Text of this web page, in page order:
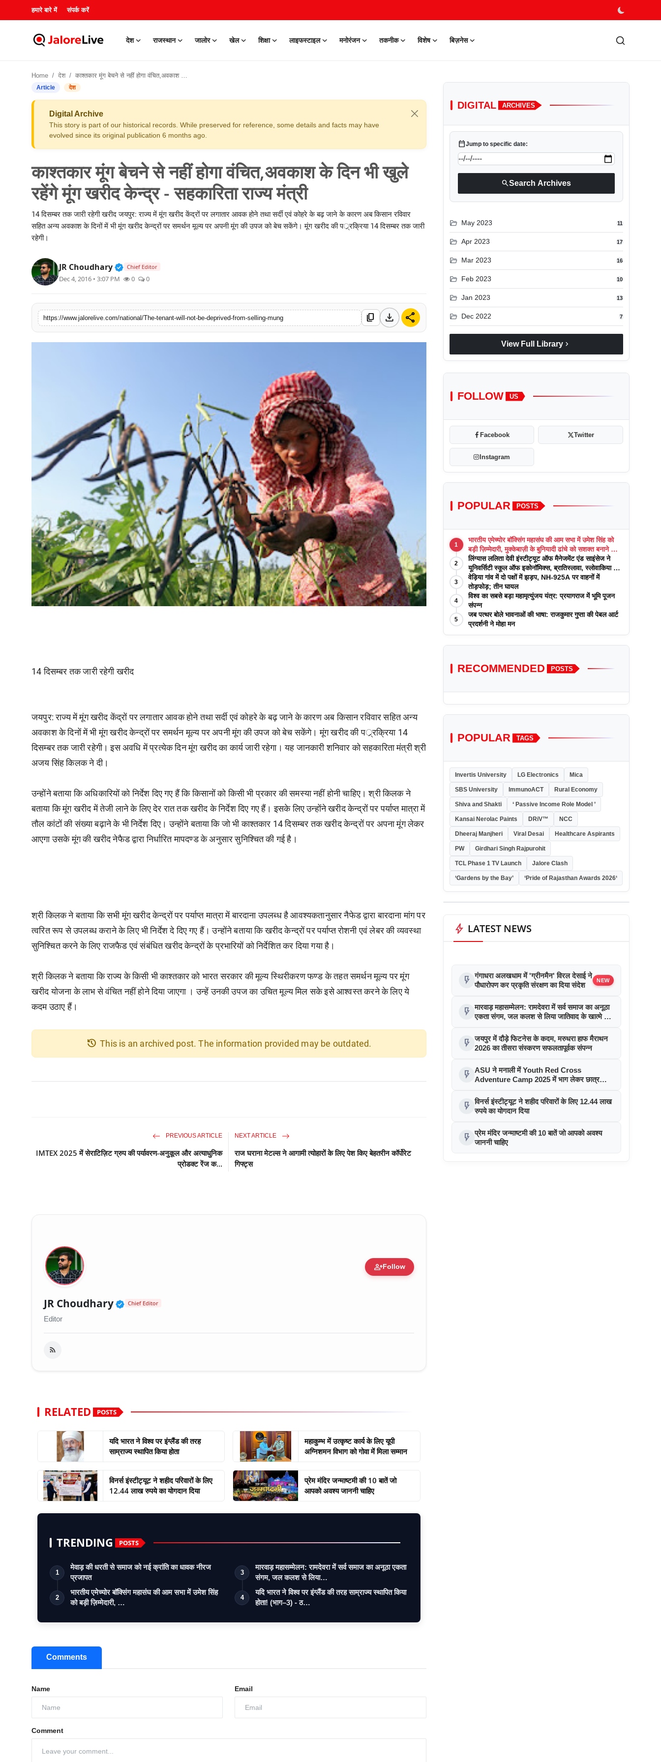
हमारे बारे में संपर्क करें
देश राजस्थान जालोर खेल शिक्षा लाइफस्टाइल मनोरंजन तकनीक विशेष बिज़नेस
लाइफस्टाइल
Home देश काश्तकार मूंग बेचने से नहीं होगा वंचित,अवकाश के दिन भी खुले रहेंगे मूंग खरीद केन्द्र - सहकारिता राज्य मंत्री
Article देश
Digital Archive
This story is part of our historical records. While preserved for reference, some details and facts may have
evolved since its original publication 6 months ago.
काश्तकार मूंग बेचने से नहीं होगा वंचित,अवकाश के दिन भी खुले
रहेंगे मूंग खरीद केन्द्र - सहकारिता राज्य मंत्री
14 दिसम्बर तक जारी रहेगी खरीद जयपुर: राज्य में मूंग खरीद केंद्रों पर लगातार आवक होने तथा सर्दी एवं कोहरे के बढ़ जाने के कारण अब किसान रविवार
सहित अन्य अवकाश के दिनों में भी मूंग खरीद केन्द्रों पर समर्थन मूल्य पर अपनी मूंग की उपज को बेच सकेंगे। मूंग खरीद की पर््रक्रिया 14 दिसम्बर तक जारी
रहेगी।
JR Choudhary Verified Public Figure • 30 Mar, 2026
Chief Editor
Dec 4, 2016 • 3:07 PM 0 0
https://www.jalorelive.com/national/The-tenant-will-not-be-deprived-from-selling-mung content_copy download share
14 दिसम्बर तक जारी रहेगी खरीद
जयपुर:राज्य में मूंग खरीद केंद्रों पर लगातार आवक होने तथा सर्दी एवं कोहरे के बढ़ जाने के कारण अब किसान रविवार सहित अन्य
अवकाश के दिनों में भी मूंग खरीद केन्द्रों पर समर्थन मूल्य पर अपनी मूंग की उपज को बेच सकेंगे। मूंग खरीद की पर््रक्रिया 14
दिसम्बर तक जारी रहेगी। इस अवधि में प्रत्येक दिन मूंग खरीद का कार्य जारी रहेगा। यह जानकारी शनिवार को सहकारिता मंत्री श्री
अजय सिंह किलक ने दी।
उन्होंने बताया कि अधिकारियों को निर्देश दिए गए हैं कि किसानों को किसी भी प्रकार की समस्या नहीं होनी चाहिए। श्री किलक ने
बताया कि मूंग खरीद में तेजी लाने के लिए देर रात तक खरीद के निर्देश दिए गए हैं। इसके लिए उन्होंने खरीद केन्द्रों पर पर्याप्त मात्रा में
तौल कांटों की संख्या बढ़ाने के भी निर्देश दिए। उन्होंने बताया कि जो भी काश्तकार 14 दिसम्बर तक खरीद केन्द्रों पर अपना मूंग लेकर
आएगा उसके मूंग की खरीद नेफैड द्वारा निर्धारित मापदण्ड के अनुसार सुनिश्चित की गई है।
श्री किलक ने बताया कि सभी मूंग खरीद केन्द्रों पर पर्याप्त मात्रा में बारदाना उपलब्ध है आवश्यकतानुसार नैफेड द्वारा बारदाना मांग पर
त्वरित रूप से उपलब्ध कराने के लिए भी निर्देश दे दिए गए हैं। उन्होंने बताया कि खरीद केन्द्रों पर पर्याप्त रोशनी एवं लेबर की व्यवस्था
सुनिश्चित करने के लिए राजफैड एवं संबंधित खरीद केन्द्रों के प्रभारियों को निर्देशित कर दिया गया है।
श्री किलक ने बताया कि राज्य के किसी भी काश्तकार को भारत सरकार की मूल्य स्थिरीकरण फण्ड के तहत समर्थन मूल्य पर मूंग
खरीद योजना के लाभ से वंचित नहीं होने दिया जाएगा । उन्हें उनकी उपज का उचित मूल्य मिल सके इसे आश्वस्त करने के लिए ये
कदम उठाए हैं।
history This is an archived post. The information provided may be outdated.
PREVIOUS ARTICLE
IMTEX 2025 में सेराटिज़िट ग्रुप की पर्यावरण-अनुकूल और अत्याधुनिक
प्रोडक्ट रेंज क...
NEXT ARTICLE
राज घराना मेटल्स ने आगामी त्योहारों के लिए पेश किए बेहतरीन कॉर्पोरेट
गिफ्ट्स
person_addFollow
JR Choudhary Verified Public Figure • 30 Mar, 2026
Chief Editor
Editor
RELATED POSTS
यदि भारत ने विश्व पर इंग्लैंड की तरह
साम्राज्य स्थापित किया होता
महाकुम्भ में उत्कृष्ट कार्य के लिए यूपी
अग्निशमन विभाग को गोवा में मिला सम्मान
विनर्स इंस्टीट्यूट ने शहीद परिवारों के लिए
12.44 लाख रुपये का योगदान दिया
प्रेम मंदिर जन्माष्टमी की 10 बातें जो
आपको अवश्य जाननी चाहिए
TRENDING POSTS
1
मेवाड़ की धरती से समाज को नई क्रांति का धावक नीरज
प्रजापत
2
भारतीय एमेच्योर बॉक्सिंग महासंघ की आम सभा में उमेश सिंह
को बड़ी ज़िम्मेदारी, …
3
मारवाड़ महासम्मेलन: रामदेवरा में सर्व समाज का अनूठा एकता
संगम, जल कलश से लिया…
4
यदि भारत ने विश्व पर इंग्लैंड की तरह साम्राज्य स्थापित किया
होता! (भाग–3) - ठ…
Comments
Name Email
Comment
DIGITAL ARCHIVES
calendar_todayJump to specific date:
searchSearch Archives
folder_open May 2023 11
folder_open Apr 2023 17
folder_open Mar 2023 16
folder_open Feb 2023 10
folder_open Jan 2023 13
folder_open Dec 2022 7
View Full Library chevron_right
FOLLOW US
Facebook Twitter
Instagram
POPULAR POSTS
1
भारतीय एमेच्योर बॉक्सिंग महासंघ की आम सभा में उमेश सिंह को
बड़ी ज़िम्मेदारी, मुक्केबाज़ी के बुनियादी ढांचे को सशक्त बनाने का
वादा
2
लिंग्यास ललिता देवी इंस्टीट्यूट ऑफ मैनेजमेंट एंड साइंसेज ने
यूनिवर्सिटी स्कूल ऑफ इकोनॉमिक्स, ब्रातिस्लावा, स्लोवाकिया के
साथ अकादमिक पत्रिकाओं में प्रकाशन रणनीतियों पर एक
दिवसीय कार्यशाला का आयोजन किया
3
वेड़िया गांव में दो पक्षों में झड़प, NH-925A पर वाहनों में
तोड़फोड़; तीन घायल
4
विश्व का सबसे बड़ा महामृत्युंजय यंत्र: प्रयागराज में भूमि पूजन
संपन्न
5
जब पत्थर बोले भावनाओं की भाषा: राजकुमार गुप्ता की पेबल आर्ट
प्रदर्शनी ने मोहा मन
RECOMMENDED POSTS
POPULAR TAGS
Invertis University LG Electronics Mica
SBS University ImmunoACT Rural Economy
Shiva and Shakti ‘ Passive Income Role Model ’
Kansai Nerolac Paints DRiV™ NCC
Dheeraj Manjheri Viral Desai Healthcare Aspirants
PW Girdhari Singh Rajpurohit
TCL Phase 1 TV Launch Jalore Clash
‘Gardens by the Bay’ ‘Pride of Rajasthan Awards 2026‘
bolt LATEST NEWS
flash_on गंगाधरा अलखधाम में 'ग्रीनमैन' विरल देसाई ने
पौधारोपण कर प्रकृति संरक्षण का दिया संदेश
NEW
flash_on मारवाड़ महासम्मेलन: रामदेवरा में सर्व समाज का अनूठा
एकता संगम, जल कलश से लिया जातिवाद के खात्मे का
flash_on जयपुर में दौड़े फिटनेस के कदम, मरुधरा हाफ मैराथन
2026 का तीसरा संस्करण सफलतापूर्वक संपन्न
flash_on ASU ने मनाली में Youth Red Cross
Adventure Camp 2025 में भाग लेकर छात्र
flash_on विनर्स इंस्टीट्यूट ने शहीद परिवारों के लिए 12.44 लाख
रुपये का योगदान दिया
flash_on प्रेम मंदिर जन्माष्टमी की 10 बातें जो आपको अवश्य
जाननी चाहिए